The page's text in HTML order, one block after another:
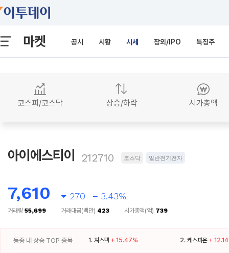
마켓 공시 시황 시세 장외/IPO 특징주
코스피/코스닥 상승/하락 시가총액
아이에스티이 212710 코스닥 일반전기전자
7,610 270 3.43%
거래량55,699 거래대금(백만) 423 시가총액(억) 739
동종 내 상승 TOP 종목 1. 져스텍 + 15.47% 2. 케스피온 +